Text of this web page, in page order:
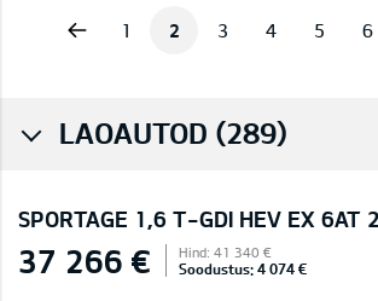
1 2 3 4 5 6
LAOAUTOD (289)
SPORTAGE 1,6 T-GDI HEV EX 6AT
37 266 € Hind: 41 340 €
Soodustus: 4 074 €